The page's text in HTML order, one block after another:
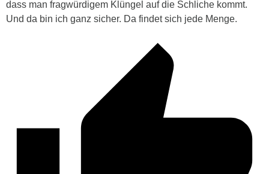
dass man fragwürdigem Klüngel auf die Schliche kommt.
Und da bin ich ganz sicher. Da findet sich jede Menge.